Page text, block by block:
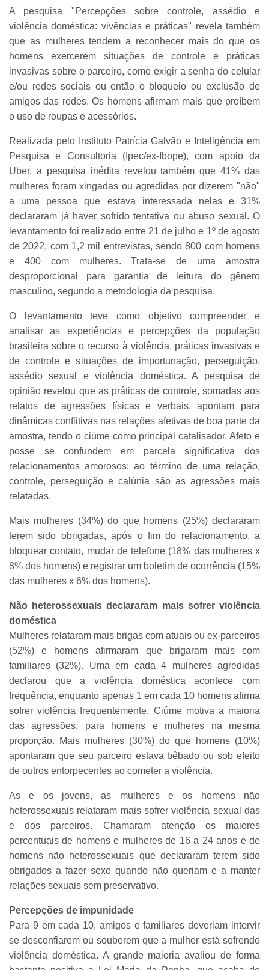
A pesquisa "Percepções sobre controle, assédio e
violência doméstica: vivências e práticas" revela também
que as mulheres tendem a reconhecer mais do que os
homens exercerem situações de controle e práticas
invasivas sobre o parceiro, como exigir a senha do celular
e/ou redes sociais ou então o bloqueio ou exclusão de
amigos das redes. Os homens afirmam mais que proíbem
o uso de roupas e acessórios.
Realizada pelo Instituto Patrícia Galvão e Inteligência em
Pesquisa e Consultoria (Ipec/ex-Ibope), com apoio da
Uber, a pesquisa inédita revelou também que 41% das
mulheres foram xingadas ou agredidas por dizerem "não"
a uma pessoa que estava interessada nelas e 31%
declararam já haver sofrido tentativa ou abuso sexual. O
levantamento foi realizado entre 21 de julho e 1º de agosto
de 2022, com 1,2 mil entrevistas, sendo 800 com homens
e 400 com mulheres. Trata-se de uma amostra
desproporcional para garantia de leitura do gênero
masculino, segundo a metodologia da pesquisa.
O levantamento teve como objetivo compreender e
analisar as experiências e percepções da população
brasileira sobre o recurso à violência, práticas invasivas e
de controle e situações de importunação, perseguição,
assédio sexual e violência doméstica. A pesquisa de
opinião revelou que as práticas de controle, somadas aos
relatos de agressões físicas e verbais, apontam para
dinâmicas conflitivas nas relações afetivas de boa parte da
amostra, tendo o ciúme como principal catalisador. Afeto e
posse se confundem em parcela significativa dos
relacionamentos amorosos: ao término de uma relação,
controle, perseguição e calúnia são as agressões mais
relatadas.
Mais mulheres (34%) do que homens (25%) declararam
terem sido obrigadas, após o fim do relacionamento, a
bloquear contato, mudar de telefone (18% das mulheres x
8% dos homens) e registrar um boletim de ocorrência (15%
das mulheres x 6% dos homens).
Não heterossexuais declararam mais sofrer violência
doméstica
Mulheres relataram mais brigas com atuais ou ex-parceiros
(52%) e homens afirmaram que brigaram mais com
familiares (32%). Uma em cada 4 mulheres agredidas
declarou que a violência doméstica acontece com
frequência, enquanto apenas 1 em cada 10 homens afirma
sofrer violência frequentemente. Ciúme motiva a maioria
das agressões, para homens e mulheres na mesma
proporção. Mais mulheres (30%) do que homens (10%)
apontaram que seu parceiro estava bêbado ou sob efeito
de outros entorpecentes ao cometer a violência.
As e os jovens, as mulheres e os homens não
heterossexuais relataram mais sofrer violência sexual das
e dos parceiros. Chamaram atenção os maiores
percentuais de homens e mulheres de 16 a 24 anos e de
homens não heterossexuais que declararam terem sido
obrigados a fazer sexo quando não queriam e a manter
relações sexuais sem preservativo.
Percepções de impunidade
Para 9 em cada 10, amigos e familiares deveriam intervir
se desconfiarem ou souberem que a mulher está sofrendo
violência doméstica. A grande maioria avaliou de forma